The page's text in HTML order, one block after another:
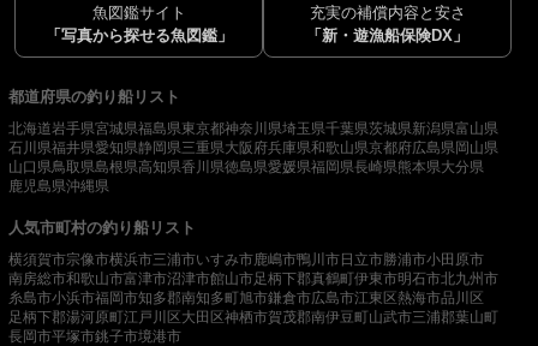
魚図鑑サイト
「写真から探せる魚図鑑」
充実の補償内容と安さ
「新・遊漁船保険DX」
都道府県の釣り船リスト
北海道岩手県宮城県福島県東京都神奈川県埼玉県千葉県茨城県新潟県富山県
石川県福井県愛知県静岡県三重県大阪府兵庫県和歌山県京都府広島県岡山県
山口県鳥取県島根県高知県香川県徳島県愛媛県福岡県長崎県熊本県大分県
鹿児島県沖縄県
人気市町村の釣り船リスト
横須賀市宗像市横浜市三浦市いすみ市鹿嶋市鴨川市日立市勝浦市小田原市
南房総市和歌山市富津市沼津市館山市足柄下郡真鶴町伊東市明石市北九州市
糸島市小浜市福岡市知多郡南知多町旭市鎌倉市広島市江東区熱海市品川区
足柄下郡湯河原町江戸川区大田区神栖市賀茂郡南伊豆町山武市三浦郡葉山町
長岡市平塚市銚子市境港市